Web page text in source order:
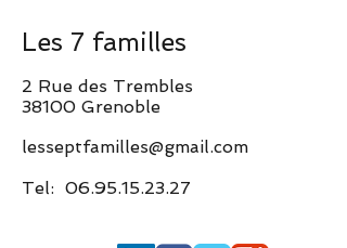
Les 7 familles
2 Rue des Trembles
38100 Grenoble
lesseptfamilles@gmail.com
Tel: 06.95.15.23.27